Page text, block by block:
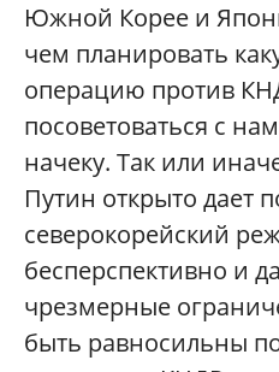
Южной Корее и
чем планировать
операцию против
посоветоваться с
начеку. Так или
Путин открыто дает
северокорейский
бесперспективно и
чрезмерные
быть равносильны